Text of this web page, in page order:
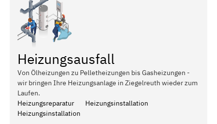
Heizungsausfall
Von Ölheizungen zu Pelletheizungen bis Gasheizungen -
wir bringen Ihre Heizungsanlage in Ziegelreuth wieder zum
Laufen.
Heizungsreparatur
Heizungsinstallation
Heizungsinstallation